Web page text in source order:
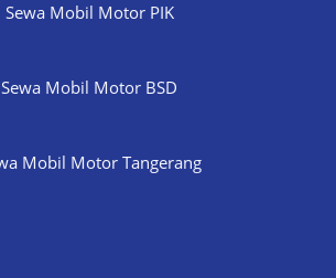
Sewa Mobil Motor PIK
Sewa Mobil Motor BSD
Mobil Motor Tangerang